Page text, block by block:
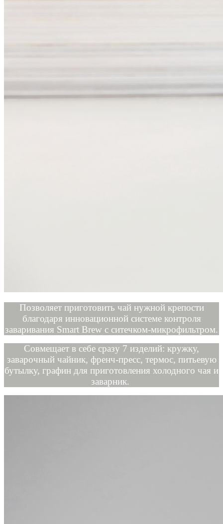
Позволяет приготовить чай нужной крепости
благодаря инновационной системе контроля
заваривания Smart Brew с ситечком-микрофильтром.
Совмещает в себе сразу 7 изделий: кружку,
заварочный чайник, френч-пресс, термос, питьевую
бутылку, графин для приготовления холодного чая и
заварник.